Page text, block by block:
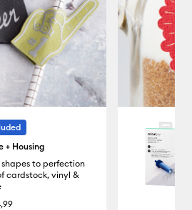
+ Housing
shapes to perfection
cardstock, vinyl &